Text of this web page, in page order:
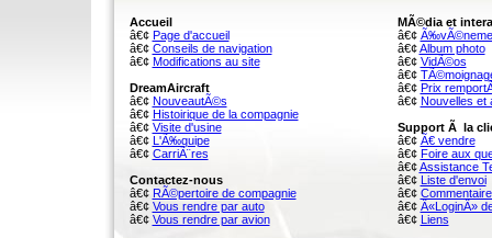
Accueil
â€¢ Page d'accueil
â€¢ Conseils de navigation
â€¢ Modifications au site
DreamAircraft
â€¢ NouveautÃ©s
â€¢ Histoirique de la compagnie
â€¢ Visite d'usine
â€¢ L'Ã‰quipe
â€¢ CarriÃ¨res
Contactez-nous
â€¢ RÃ©pertoire de compagnie
â€¢ Vous rendre par auto
â€¢ Vous rendre par avion
MÃ©dia et
â€¢
â€¢Album photo
â€¢ VidÃ©os
â€¢
â€¢ Prix
â€¢ Nouvelles et
Support Ã la
â€¢ Ã€ vendre
â€¢ Foire aux
â€¢Assistance
â€¢ Liste d'envoi
â€¢
â€¢ Â«LoginÂ»
â€¢ Liens